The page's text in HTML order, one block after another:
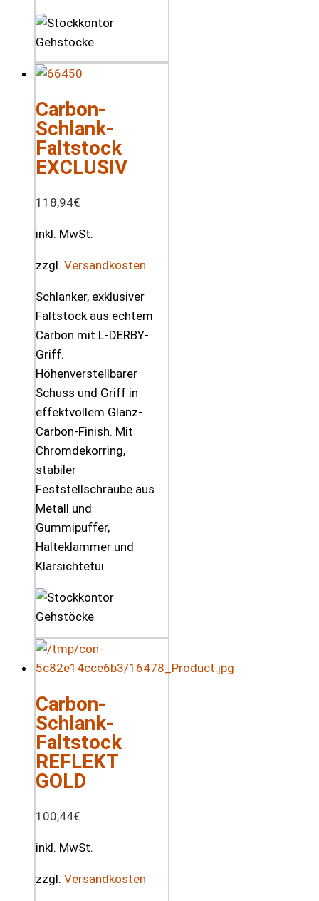
Carbon-
Schlank-
Faltstock
EXCLUSIV
118,94€
inkl. MwSt.
zzgl. Versandkosten
Schlanker, exklusiver
Faltstock aus echtem
Carbon mit L-DERBY-
Griff.
Höhenverstellbarer
Schuss und Griff in
effektvollem Glanz-
Carbon-Finish. Mit
Chromdekorring,
stabiler
Feststellschraube aus
Metall und
Gummipuffer,
Halteklammer und
Klarsichtetui.
Carbon-
Schlank-
Faltstock
REFLEKT
GOLD
100,44€
inkl. MwSt.
zzgl. Versandkosten